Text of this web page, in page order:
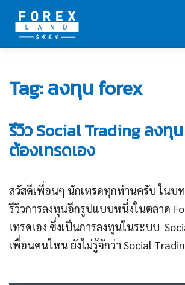
content
Tag:ลงทุน forex
รีวิว Social Trading ลงทุ
ต้องเทรดเอง
สวัสดีเพื่อนๆ นักเทรดทุกท่านครับ ในบ
รีวิวการลงทุนอีกรูปแบบหนึ่งในตลาด
เทรดเอง ซึ่งเป็นการลงทุนในระบบ
เพื่อนคนไหน ยังไม่รู้จักว่า Social